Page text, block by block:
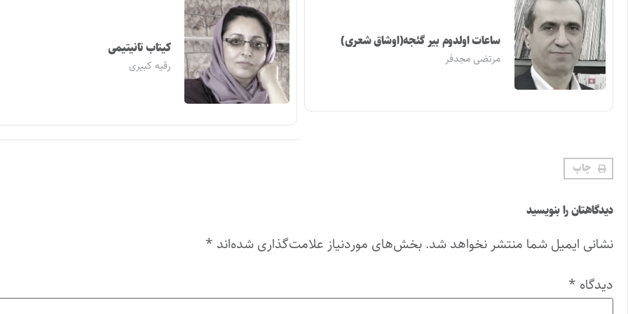
ساعات اولدوم بیر گئجه(اوشاق شعری)
مرتضی مجدفر
کیتاب تانیتیمی
رقیه کبیری
چاپ
دیدگاهتان را بنویسید
نشانی ایمیل شما منتشر نخواهد شد. بخش‌های موردنیاز علامت‌گذاری شده‌اند *
دیدگاه *